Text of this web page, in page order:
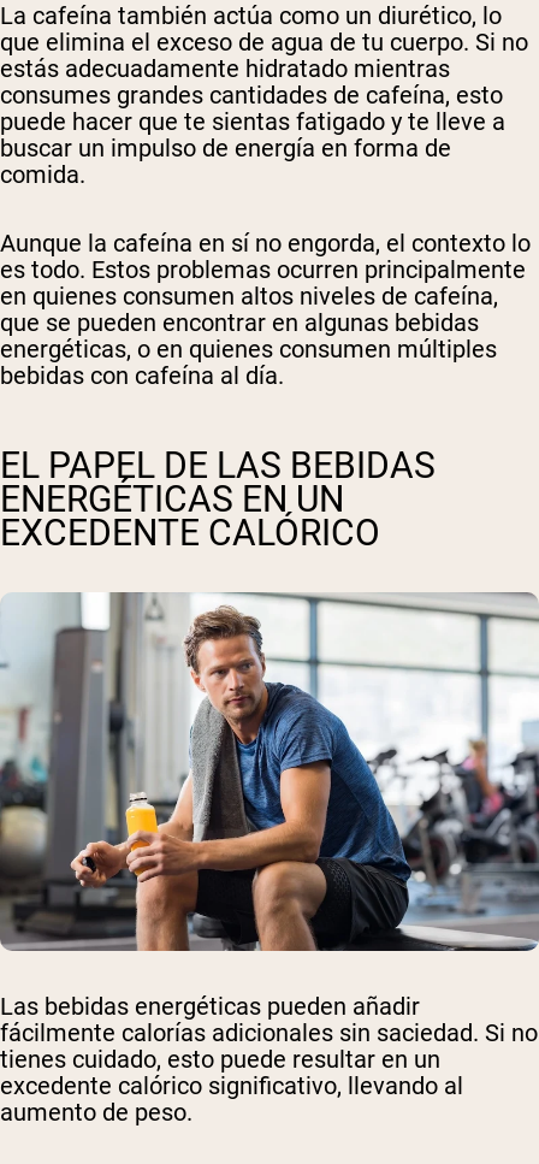
La cafeína también actúa como un diurético, lo
que elimina el exceso de agua de tu cuerpo. Si no
estás adecuadamente hidratado mientras
consumes grandes cantidades de cafeína, esto
puede hacer que te sientas fatigado y te lleve a
buscar un impulso de energía en forma de
comida.
Aunque la cafeína en sí no engorda, el contexto lo
es todo. Estos problemas ocurren principalmente
en quienes consumen altos niveles de cafeína,
que se pueden encontrar en algunas bebidas
energéticas, o en quienes consumen múltiples
bebidas con cafeína al día.
EL PAPEL DE LAS BEBIDAS
ENERGÉTICAS EN UN
EXCEDENTE CALÓRICO
Las bebidas energéticas pueden añadir
fácilmente calorías adicionales sin saciedad. Si no
tienes cuidado, esto puede resultar en un
excedente calórico significativo, llevando al
aumento de peso.